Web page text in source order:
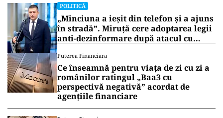
POLITICĂ
„Minciuna a ieșit din telefon și a ajuns
în stradă”. Miruță cere adoptarea legii
anti-dezinformare după atacul cu
Puterea Financiara
Ce înseamnă pentru viața de zi cu zi a
românilor ratingul „Baa3 cu
perspectivă negativă” acordat de
agențiile financiare